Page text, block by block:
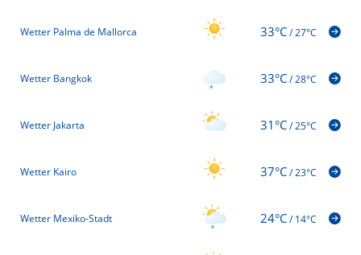
Wetter Palma de Mallorca 33°C/27°C
Wetter Bangkok 33°C/28°C
Wetter Jakarta 31°C/25°C
Wetter Kairo 37°C/23°C
Wetter Mexiko-Stadt 24°C/14°C